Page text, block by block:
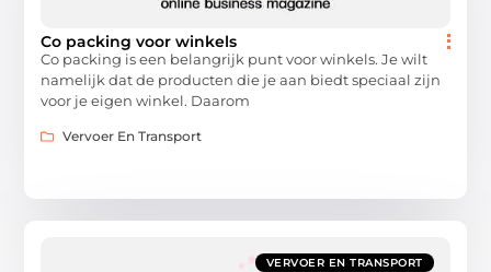
Co packing voor winkels
Co packing is een belangrijk punt voor winkels. Je wilt
namelijk dat de producten die je aan biedt speciaal zijn
voor je eigen winkel. Daarom
Vervoer En Transport
VERVOER EN TRANSPORT